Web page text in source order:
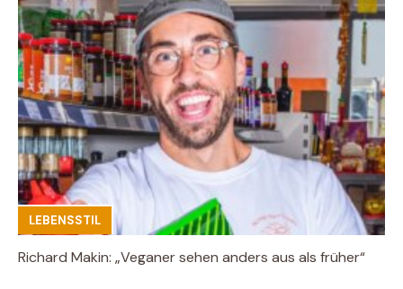
LEBENSSTIL
Richard Makin: „Veganer sehen anders aus als früher“